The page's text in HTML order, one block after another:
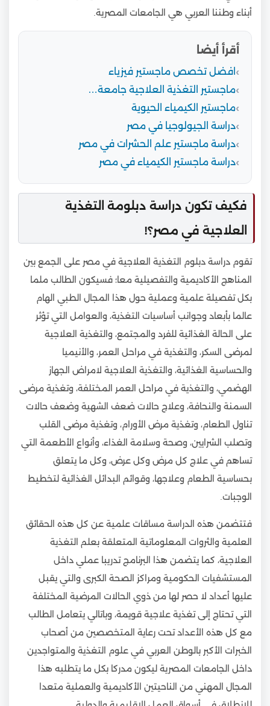
أبناء وطننا العربي هي الجامعات المصرية.
أقرأ أيضا
افضل تخصص ماجستير فيزياء
ماجستير التغذية العلاجية جامعة…
ماجستير الكيمياء الحيوية
دراسة الجيولوجيا في مصر
دراسة ماجستير علم الحشرات في مصر
دراسة ماجستير الكيمياء في مصر
فكيف تكون دراسة دبلومة التغذية
العلاجية في مصر؟!
تقوم دراسة دبلوم التغذية العلاجية في مصر على الجمع بين
المناهج الأكاديمية والتفصيلية معا؛ فسيكون الطالب ملما
بكل تفصيلة علمية وعملية حول هذا المجال الطبي الهام
عالما بأبعاد وجوانب أساسيات التغذية، والعوامل التي تؤثر
على الحالة الغذائية للفرد والمجتمع، والتغذية العلاجية
لمرضى السكر، والتغذية في مراحل العمر، والأنيميا
والحساسية الغذائية، والتغذية العلاجية لامراض الجهاز
الهضمي، والتغذية في مراحل العمر المختلفة، وتغذية مرضى
السمنة والنحافة، وعلاج حالات ضعف الشهية وضعف حالات
تناول الطعام، وتغذية مرض الأورام، وتغذية مرضى القلب
وتصلب الشرايين، وصحة وسلامة الغذاء، وأنواع الأطعمة التي
تساهم في علاج كل مرض وكل عرض، وكل ما يتعلق
بحساسية الطعام وعلاجها، وقوائم البدائل الغذائية لتخطيط
الوجبات.
فتتضمن هذه الدراسة مساقات علمية عن كل هذه الحقائق
العلمية والثروات المعلوماتية المتعلقة بعلم التغذية
العلاجية، كما يتضمن هذا البرنامج تدريبا عملي داخل
المستشفيات الحكومية ومراكز الصحة الكبرى والتي يقبل
عليها أعداد لا حصر لها من ذوي الحالات المرضية المختلفة
التي تحتاج إلى تغذية علاجية قويمة، وباتالي يتعامل الطالب
مع كل هذه الأعداد تحت رعاية المتخصصين من أصحاب
الخبرات الأكبر بالوطن العربي في علوم التغذية والمتواجدين
داخل الجامعات المصرية ليكون مدركا بكل ما يتطلبه هذا
المجال المهني من الناحيتين الأكاديمية والعملية متعدا